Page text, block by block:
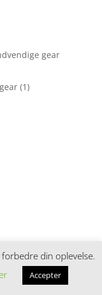
gear
(1)
din oplevelse.
Accepter